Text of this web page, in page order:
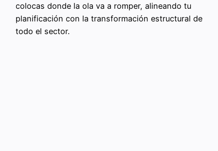
colocas donde la ola va a romper, alineando tu
planificación con la transformación estructural de
todo el sector.